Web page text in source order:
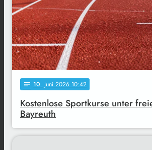
notes 10. Juni 2026 10:42
Kostenlose Sportkurse unter
Bayreuth